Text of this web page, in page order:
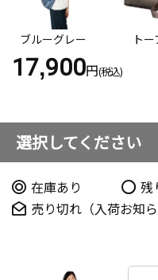
ブルーグレー トー
17,900円(税込)
選択してください
在庫あり 残
売り切れ（入荷お知